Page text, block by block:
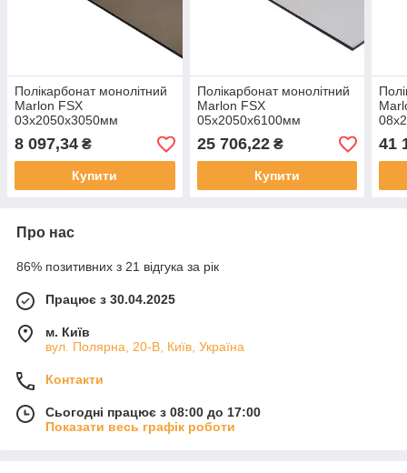
Полікарбонат монолітний
Marlon FSX
03x2050x3050мм
бронзовий
8 097,34 ₴
Купити
Полікарбонат монолітний
Marlon FSX
05x2050x6100мм
прозорий
25 706,22₴
Купити
41
Про нас
86% позитивних з 21 відгука за рік
Працює з 30.04.2025
м. Київ
вул. Полярна, 20-В, Київ, Україна
Контакти
Сьогодні працює з 08:00 до 17:00
Показати весь графік роботи